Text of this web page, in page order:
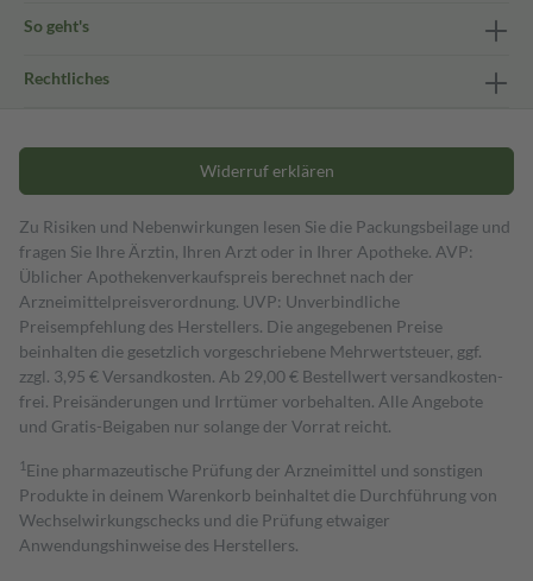
So geht's
Rechtliches
Widerruf erklären
Zu Risiken und Nebenwirkungen lesen Sie die Packungsbeilage und
fragen Sie Ihre Ärztin, Ihren Arzt oder in Ihrer Apotheke. AVP:
Üblicher Apothekenverkaufspreis berechnet nach der
Arzneimittelpreisverordnung. UVP: Unverbindliche
Preisempfehlung des Herstellers. Die angegebenen Preise
beinhalten die gesetzlich vorgeschriebene Mehrwertsteuer, ggf.
zzgl. 3,95 € Versandkosten. Ab 29,00 € Bestell­wert versand­kosten­
frei. Preisänderungen und Irrtümer vorbehalten. Alle Angebote
und Gratis-Beigaben nur solange der Vorrat reicht.
1 Eine pharmazeutische Prüfung der Arzneimittel und sonstigen
Produkte in deinem Warenkorb beinhaltet die Durchführung von
Wechselwirkungschecks und die Prüfung etwaiger
Anwendungshinweise des Herstellers.